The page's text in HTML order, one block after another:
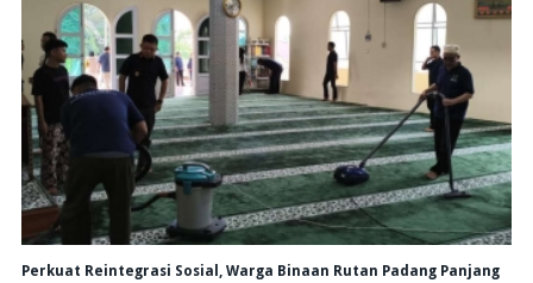
Perkuat Reintegrasi Sosial, Warga Binaan Rutan Padang Panjang